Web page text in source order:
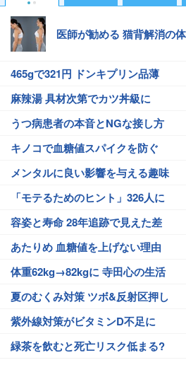
医師が勧める 猫背解消の
465gで321円 ドンキプリン品薄
麻辣湯 具材次第でカツ丼級に
うつ病患者の本音とNGな接し方
キノコで血糖値スパイクを防ぐ
メンタルに良い影響を与える趣味
「モテるためのヒント」326人に
容姿と寿命 28年追跡で見えた差
あたりめ 血糖値を上げない理由
体重62kg→82kgに 寺田心の生活
夏のむくみ対策 ツボ&反射区押し
紫外線対策がビタミンD不足に
緑茶を飲むと死亡リスク低まる?